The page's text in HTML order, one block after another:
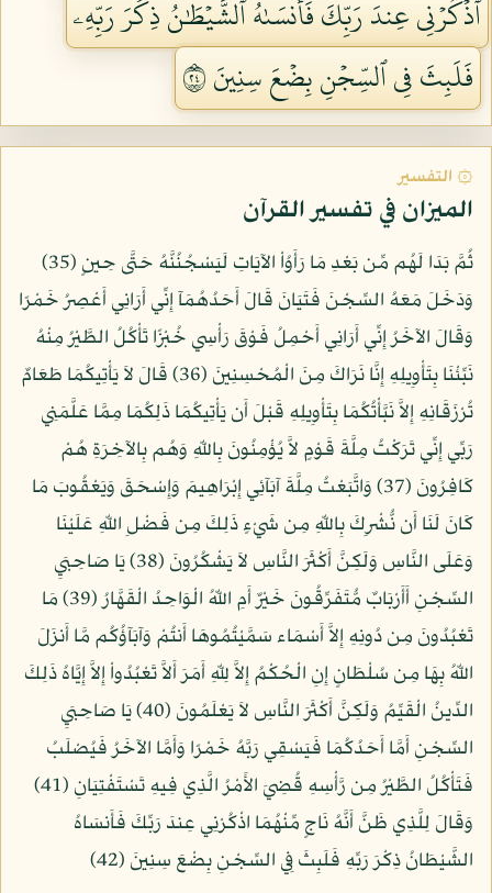
ٱذۡكُرۡنِي عِندَ رَبِّكَ فَأَنسَىٰهُ ٱلشَّيۡطَٰنُ ذِكۡرَ رَبِّهِۦ
فَلَبِثَ فِي ٱلسِّجۡنِ بِضۡعَ سِنِينَ ٤٢
۞ التفسير
الميزان في تفسير القرآن
ثُمَّ بَدَا لَهُم مِّن بَعْدِ مَا رَأَوُاْ الآيَاتِ لَيَسْجُنُنَّهُ حَتَّى حِينٍ (35)
وَدَخَلَ مَعَهُ السِّجْنَ فَتَيَانَ قَالَ أَحَدُهُمَآ إِنِّي أَرَانِي أَعْصِرُ خَمْرًا
وَقَالَ الآخَرُ إِنِّي أَرَانِي أَحْمِلُ فَوْقَ رَأْسِي خُبْزًا تَأْكُلُ الطَّيْرُ مِنْهُ
نَبِّئْنَا بِتَأْوِيلِهِ إِنَّا نَرَاكَ مِنَ الْمُحْسِنِينَ (36) قَالَ لاَ يَأْتِيكُمَا طَعَامٌ
تُرْزَقَانِهِ إِلاَّ نَبَّأْتُكُمَا بِتَأْوِيلِهِ قَبْلَ أَن يَأْتِيكُمَا ذَلِكُمَا مِمَّا عَلَّمَنِي
رَبِّي إِنِّي تَرَكْتُ مِلَّةَ قَوْمٍ لاَّ يُؤْمِنُونَ بِاللّهِ وَهُم بِالآخِرَةِ هُمْ
كَافِرُونَ (37) وَاتَّبَعْتُ مِلَّةَ آبَآئِي إِبْرَاهِيمَ وَإِسْحَقَ وَيَعْقُوبَ مَا
كَانَ لَنَا أَن نُّشْرِكَ بِاللّهِ مِن شَيْءٍ ذَلِكَ مِن فَضْلِ اللّهِ عَلَيْنَا
وَعَلَى النَّاسِ وَلَكِنَّ أَكْثَرَ النَّاسِ لاَ يَشْكُرُونَ (38) يَا صَاحِبَيِ
السِّجْنِ أَأَرْبَابٌ مُّتَفَرِّقُونَ خَيْرٌ أَمِ اللّهُ الْوَاحِدُ الْقَهَّارُ (39) مَا
تَعْبُدُونَ مِن دُونِهِ إِلاَّ أَسْمَاء سَمَّيْتُمُوهَا أَنتُمْ وَآبَآؤُكُم مَّا أَنزَلَ
اللّهُ بِهَا مِن سُلْطَانٍ إِنِ الْحُكْمُ إِلاَّ لِلّهِ أَمَرَ أَلاَّ تَعْبُدُواْ إِلاَّ إِيَّاهُ ذَلِكَ
الدِّينُ الْقَيِّمُ وَلَكِنَّ أَكْثَرَ النَّاسِ لاَ يَعْلَمُونَ (40) يَا صَاحِبَيِ
السِّجْنِ أَمَّا أَحَدُكُمَا فَيَسْقِي رَبَّهُ خَمْرًا وَأَمَّا الآخَرُ فَيُصْلَبُ
فَتَأْكُلُ الطَّيْرُ مِن رَّأْسِهِ قُضِيَ الأَمْرُ الَّذِي فِيهِ تَسْتَفْتِيَانِ (41)
وَقَالَ لِلَّذِي ظَنَّ أَنَّهُ نَاجٍ مِّنْهُمَا اذْكُرْنِي عِندَ رَبِّكَ فَأَنسَاهُ
الشَّيْطَانُ ذِكْرَ رَبِّهِ فَلَبِثَ فِي السِّجْنِ بِضْعَ سِنِينَ (42)